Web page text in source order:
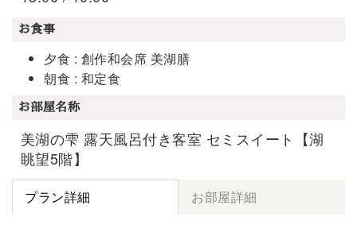
お食事
夕食 : 創作和会席 美湖膳
朝食 : 和定食
お部屋名称
美湖の雫 露天風呂付き客室 セミスイート【湖
眺望5階】
プラン詳細 お部屋詳細